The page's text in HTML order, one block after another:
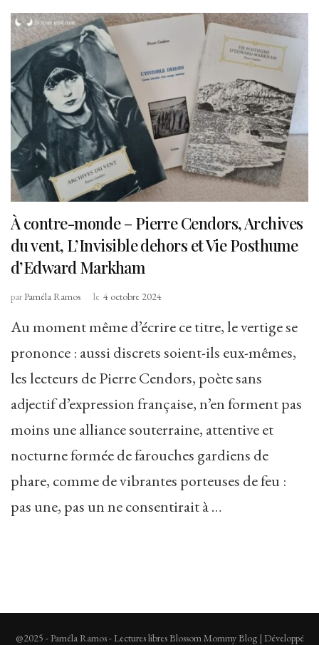
À contre-monde – Pierre Cendors, Archives
du vent, L’Invisible dehors et Vie Posthume
d’Edward Markham
parPaméla Ramos le 4 octobre 2024
Au moment même d’écrire ce titre, le vertige se
prononce : aussi discrets soient-ils eux-mêmes,
les lecteurs de Pierre Cendors, poète sans
adjectif d’expression française, n’en forment pas
moins une alliance souterraine, attentive et
nocturne formée de farouches gardiens de
phare, comme de vibrantes porteuses de feu :
pas une, pas un ne consentirait à …
@2025 - Paméla Ramos - Lectures libresBlossom Mommy Blog | Développé